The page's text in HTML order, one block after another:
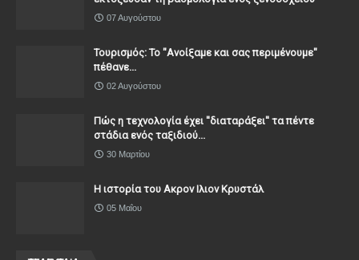
07 Αυγούστου
Τουρισμός: Το "Ανοίξαμε και σας περιμένουμε"
πέθανε...
02 Αυγούστου
Πώς η τεχνολογία έχει ''διαταράξει'' τα πέντε
στάδια ενός ταξιδιού...
30 Μαρτίου
Η ιστορία του Ακρον Ιλιον Κρυστάλ
05 Μαΐου